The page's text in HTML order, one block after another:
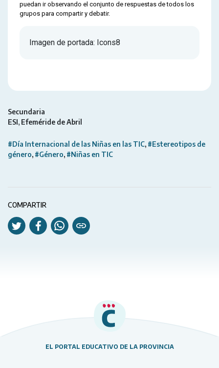
puedan ir observando el conjunto de respuestas de todos los
grupos para compartir y debatir.
Imagen de portada: Icons8
Secundaria
ESI Efeméride de Abril
#Día Internacional de las Niñas en las TIC #Estereotipos de
género #Género #Niñas en TIC
COMPARTIR
EL PORTAL EDUCATIVO DE LA PROVINCIA